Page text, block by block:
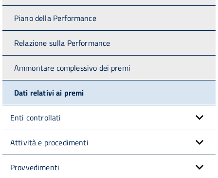
Piano della Performance
Relazione sulla Performance
Ammontare complessivo dei premi
Dati relativi ai premi
Enti controllati
Attività e procedimenti
Provvedimenti